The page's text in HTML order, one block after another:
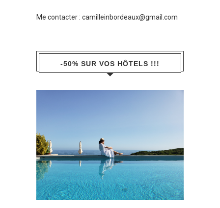
Me contacter : camilleinbordeaux@gmail.com
-50% SUR VOS HÔTELS !!!